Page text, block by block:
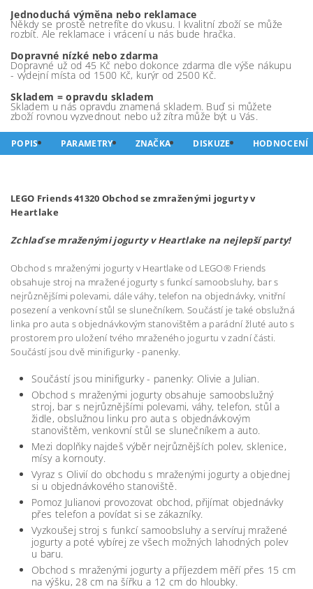
Jednoduchá výměna nebo reklamace
Někdy se prostě netrefíte do vkusu. I kvalitní zboží se může
rozbít. Ale reklamace i vrácení u nás bude hračka.
Dopravné nízké nebo zdarma
Dopravné už od 45 Kč nebo dokonce zdarma dle výše nákupu
- výdejní místa od 1500 Kč, kurýr od 2500 Kč.
Skladem = opravdu skladem
Skladem u nás opravdu znamená skladem. Buď si můžete
zboží rovnou vyzvednout nebo už zítra může být u Vás.
POPIS PARAMETRY ZNAČKA DISKUZE HODNOCENÍ
LEGO Friends 41320 Obchod se zmraženými jogurty v
Heartlake
Zchlaď se mraženými jogurty v Heartlake na nejlepší party!
Obchod s mraženými jogurty v Heartlake od LEGO® Friends
obsahuje stroj na mražené jogurty s funkcí samoobsluhy, bar s
nejrůznějšími polevami, dále váhy, telefon na objednávky, vnitřní
posezení a venkovní stůl se slunečníkem. Součástí je také obslužná
linka pro auta s objednávkovým stanovištěm a parádní žluté auto s
prostorem pro uložení tvého mraženého jogurtu v zadní části.
Součástí jsou dvě minifigurky - panenky.
Součástí jsou minifigurky - panenky: Olivie a Julian.
Obchod s mraženými jogurty obsahuje samoobslužný
stroj, bar s nejrůznějšími polevami, váhy, telefon, stůl a
židle, obslužnou linku pro auta s objednávkovým
stanovištěm, venkovní stůl se slunečníkem a auto.
Mezi doplňky najdeš výběr nejrůznějších polev, sklenice,
mísy a kornouty.
Vyraz s Olivií do obchodu s mraženými jogurty a objednej
si u objednávkového stanoviště.
Pomoz Julianovi provozovat obchod, přijímat objednávky
přes telefon a povídat si se zákazníky.
Vyzkoušej stroj s funkcí samoobsluhy a servíruj mražené
jogurty a poté vybírej ze všech možných lahodných polev
u baru.
Obchod s mraženými jogurty a příjezdem měří přes 15 cm
na výšku, 28 cm na šířku a 12 cm do hloubky.